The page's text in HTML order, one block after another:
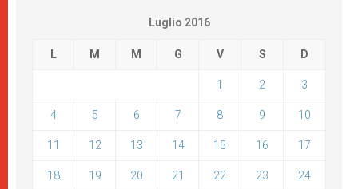
Luglio 2016
L M M G V S D
1 2 3
4 5 6 7 8 9 10
11 12 13 14 15 16 17
18 19 20 21 22 23 24